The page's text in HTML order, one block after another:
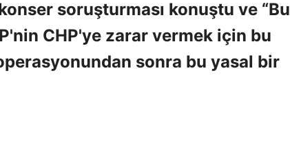
soruşturması konuştu ve “Bu
CHP'ye zarar vermek için bu
sonra bu yasal bir